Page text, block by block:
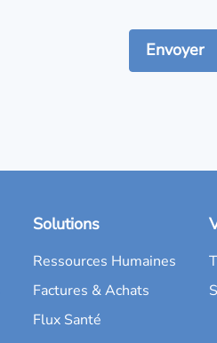
Solutions
Ressources Humaines
Factures & Achats
Flux Santé